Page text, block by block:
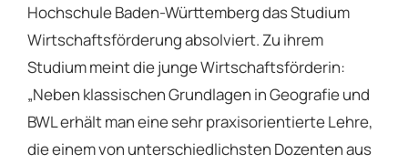
Hochschule Baden-Württemberg das Studium
Wirtschaftsförderung absolviert. Zu ihrem
Studium meint die junge Wirtschaftsförderin:
„Neben klassischen Grundlagen in Geografie und
BWL erhält man eine sehr praxisorientierte Lehre,
die einem von unterschiedlichsten Dozenten aus